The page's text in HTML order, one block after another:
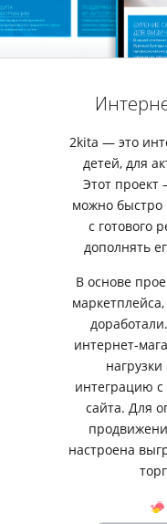
2kita — это
детей, для
Этот проект
можно быстро
с готового
дополнять
В основе
интернет-
интеграцию с
сайта. Для
настроена